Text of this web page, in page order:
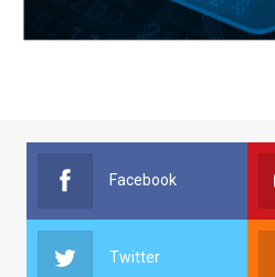
Facebook
Twitter